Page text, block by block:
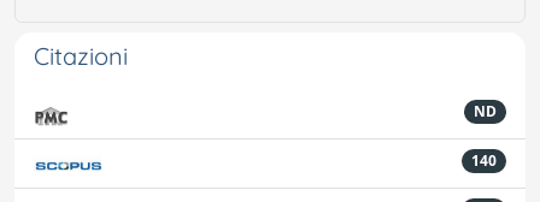
Citazioni
ND
140